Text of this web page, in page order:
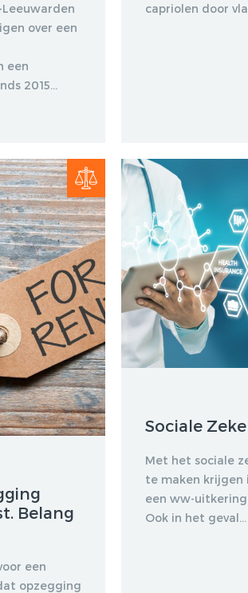
over een
een
2015...
capriolen door
Belang
een
opzegging
Sociale
Met het sociale
te maken krijgen
een ww-
Ook in het geval...